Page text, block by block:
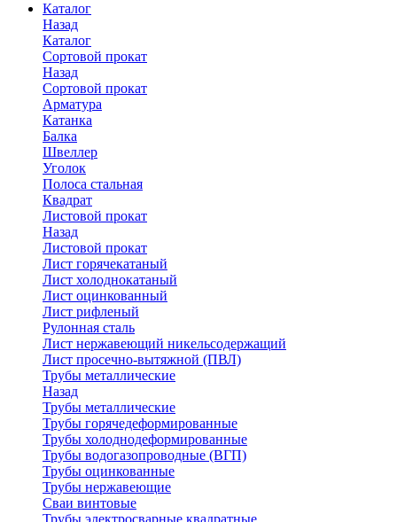
Каталог
Назад
Каталог
Сортовой прокат
Назад
Сортовой прокат
Арматура
Катанка
Балка
Швеллер
Уголок
Полоса стальная
Квадрат
Листовой прокат
Назад
Листовой прокат
Лист горячекатаный
Лист холоднокатаный
Лист оцинкованный
Лист рифленый
Рулонная сталь
Лист нержавеющий никельсодержащий
Лист просечно-вытяжной (ПВЛ)
Трубы металлические
Назад
Трубы металлические
Трубы горячедеформированные
Трубы холоднодеформированные
Трубы водогазопроводные (ВГП)
Трубы оцинкованные
Трубы нержавеющие
Сваи винтовые
Трубы электросварные квадратные